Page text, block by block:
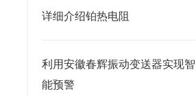
详细介绍铂热电阻
利用安徽春辉振动变送器实现智
能预警